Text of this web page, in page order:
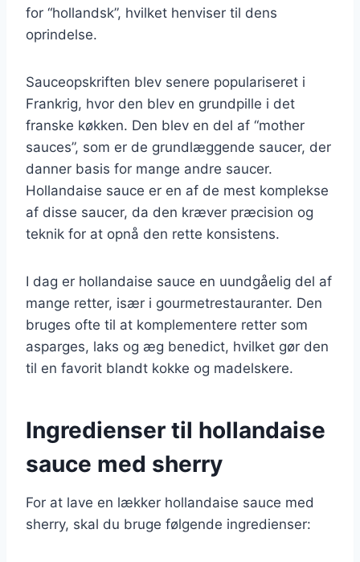
for “hollandsk”, hvilket henviser til dens
oprindelse.
Sauceopskriften blev senere populariseret i
Frankrig, hvor den blev en grundpille i det
franske køkken. Den blev en del af “mother
sauces”, som er de grundlæggende saucer, der
danner basis for mange andre saucer.
Hollandaise sauce er en af de mest komplekse
af disse saucer, da den kræver præcision og
teknik for at opnå den rette konsistens.
I dag er hollandaise sauce en uundgåelig del af
mange retter, især i gourmetrestauranter. Den
bruges ofte til at komplementere retter som
asparges, laks og æg benedict, hvilket gør den
til en favorit blandt kokke og madelskere.
Ingredienser til hollandaise
sauce med sherry
For at lave en lækker hollandaise sauce med
sherry, skal du bruge følgende ingredienser: